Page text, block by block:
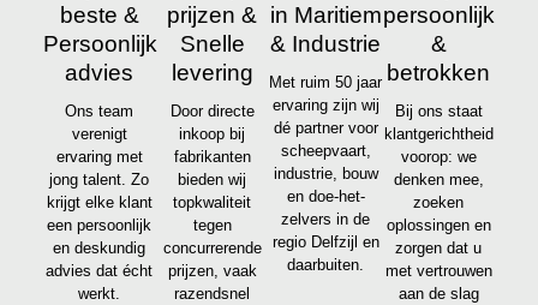
beste &
Persoonlijk
advies
Ons team
verenigt
ervaring met
jong talent. Zo
krijgt elke klant
een persoonlijk
en deskundig
advies dat écht
werkt.
prijzen &
Snelle
levering
Door directe
inkoop bij
fabrikanten
bieden wij
topkwaliteit
tegen
concurrerende
prijzen, vaak
razendsnel
in Maritiem
& Industrie
Met ruim 50 jaar
ervaring zijn wij
dé partner voor
scheepvaart,
industrie, bouw
en doe-het-
zelvers in de
regio Delfzijl en
daarbuiten.
persoonlijk
&
betrokken
Bij ons staat
klantgerichtheid
voorop: we
denken mee,
zoeken
oplossingen en
zorgen dat u
met vertrouwen
aan de slag